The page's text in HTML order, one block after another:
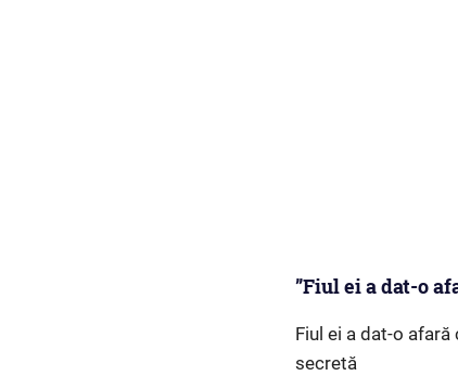
”Fiul ei a dat-o
Fiul ei a dat-o
secretă